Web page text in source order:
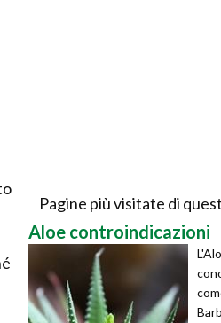
Pagine più visitate di
Aloe controindicazioni